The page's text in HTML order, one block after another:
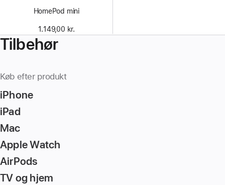
HomePod mini
1.149,00 kr.
Tilbehør
Køb efter produkt
iPhone
iPad
Mac
Apple Watch
AirPods
TV og hjem